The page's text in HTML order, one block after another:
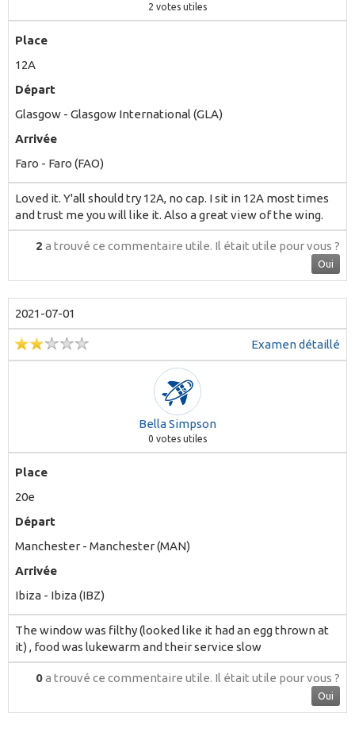
2 votes utiles
Place
12A
Départ
Glasgow - Glasgow International (GLA)
Arrivée
Faro - Faro (FAO)
Loved it. Y'all should try 12A, no cap. I sit in 12A most times
and trust me you will like it. Also a great view of the wing.
2 a trouvé ce commentaire utile. Il était utile pour vous ?
Oui
2021-07-01
Examen détaillé
Bella Simpson
0 votes utiles
Place
20e
Départ
Manchester - Manchester (MAN)
Arrivée
Ibiza - Ibiza (IBZ)
The window was filthy (looked like it had an egg thrown at
it) , food was lukewarm and their service slow
0a trouvé ce commentaire utile. Il était utile pour vous ?
Oui